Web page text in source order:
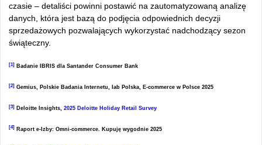
czasie – detaliści powinni postawić na zautomatyzowaną analizę
danych, która jest bazą do podjęcia odpowiednich decyzji
sprzedażowych pozwalających wykorzystać nadchodzący sezon
świąteczny.
[1] Badanie IBRIS dla Santander Consumer Bank
[2] Gemius, Polskie Badania Internetu, Iab Polska, E-commerce w Polsce 2025
[3] Deloitte Insights, 2025 Deloitte Holiday Retail Survey
[4] Raport e-Izby: Omni-commerce. Kupuję wygodnie 2025